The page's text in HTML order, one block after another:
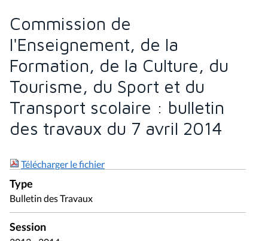
Commission de
l'Enseignement, de la
Formation, de la Culture, du
Tourisme, du Sport et du
Transport scolaire : bulletin
des travaux du 7 avril 2014
Télécharger le fichier
Type
Bulletin des Travaux
Session